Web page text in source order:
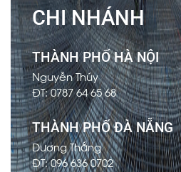
CHI NHÁNH
THÀNH PHỐ HÀ NỘI
Nguyễn Thúy
ĐT: 0787 64 65 68
THÀNH PHỐ ĐÀ NẴNG
Dương Thắng
ĐT: 096 636 0702